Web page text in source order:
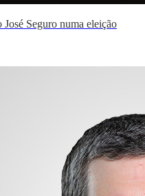
Seguro numa eleição